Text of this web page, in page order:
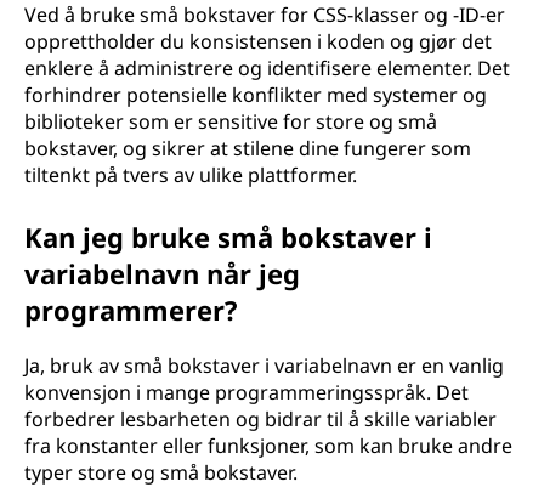
Ved å bruke små bokstaver for CSS-klasser og -ID-er
opprettholder du konsistensen i koden og gjør det
enklere å administrere og identifisere elementer. Det
forhindrer potensielle konflikter med systemer og
biblioteker som er sensitive for store og små
bokstaver, og sikrer at stilene dine fungerer som
tiltenkt på tvers av ulike plattformer.
Kan jeg bruke små bokstaver i
variabelnavn når jeg
programmerer?
Ja, bruk av små bokstaver i variabelnavn er en vanlig
konvensjon i mange programmeringsspråk. Det
forbedrer lesbarheten og bidrar til å skille variabler
fra konstanter eller funksjoner, som kan bruke andre
typer store og små bokstaver.